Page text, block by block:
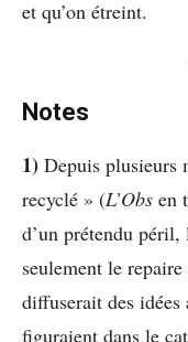
et qu’on étreint.
Notes
1) Depuis plusieurs
recyclé » (L’Obs en
d’un prétendu
seulement le
diffuserait des idées
figuraient dans le